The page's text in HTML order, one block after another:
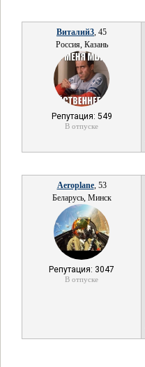
Виталий3, 45
Россия, Казань
Репутация: 549
В отпуске
Aeroplane, 53
Беларусь, Минск
Репутация: 3047
В отпуске